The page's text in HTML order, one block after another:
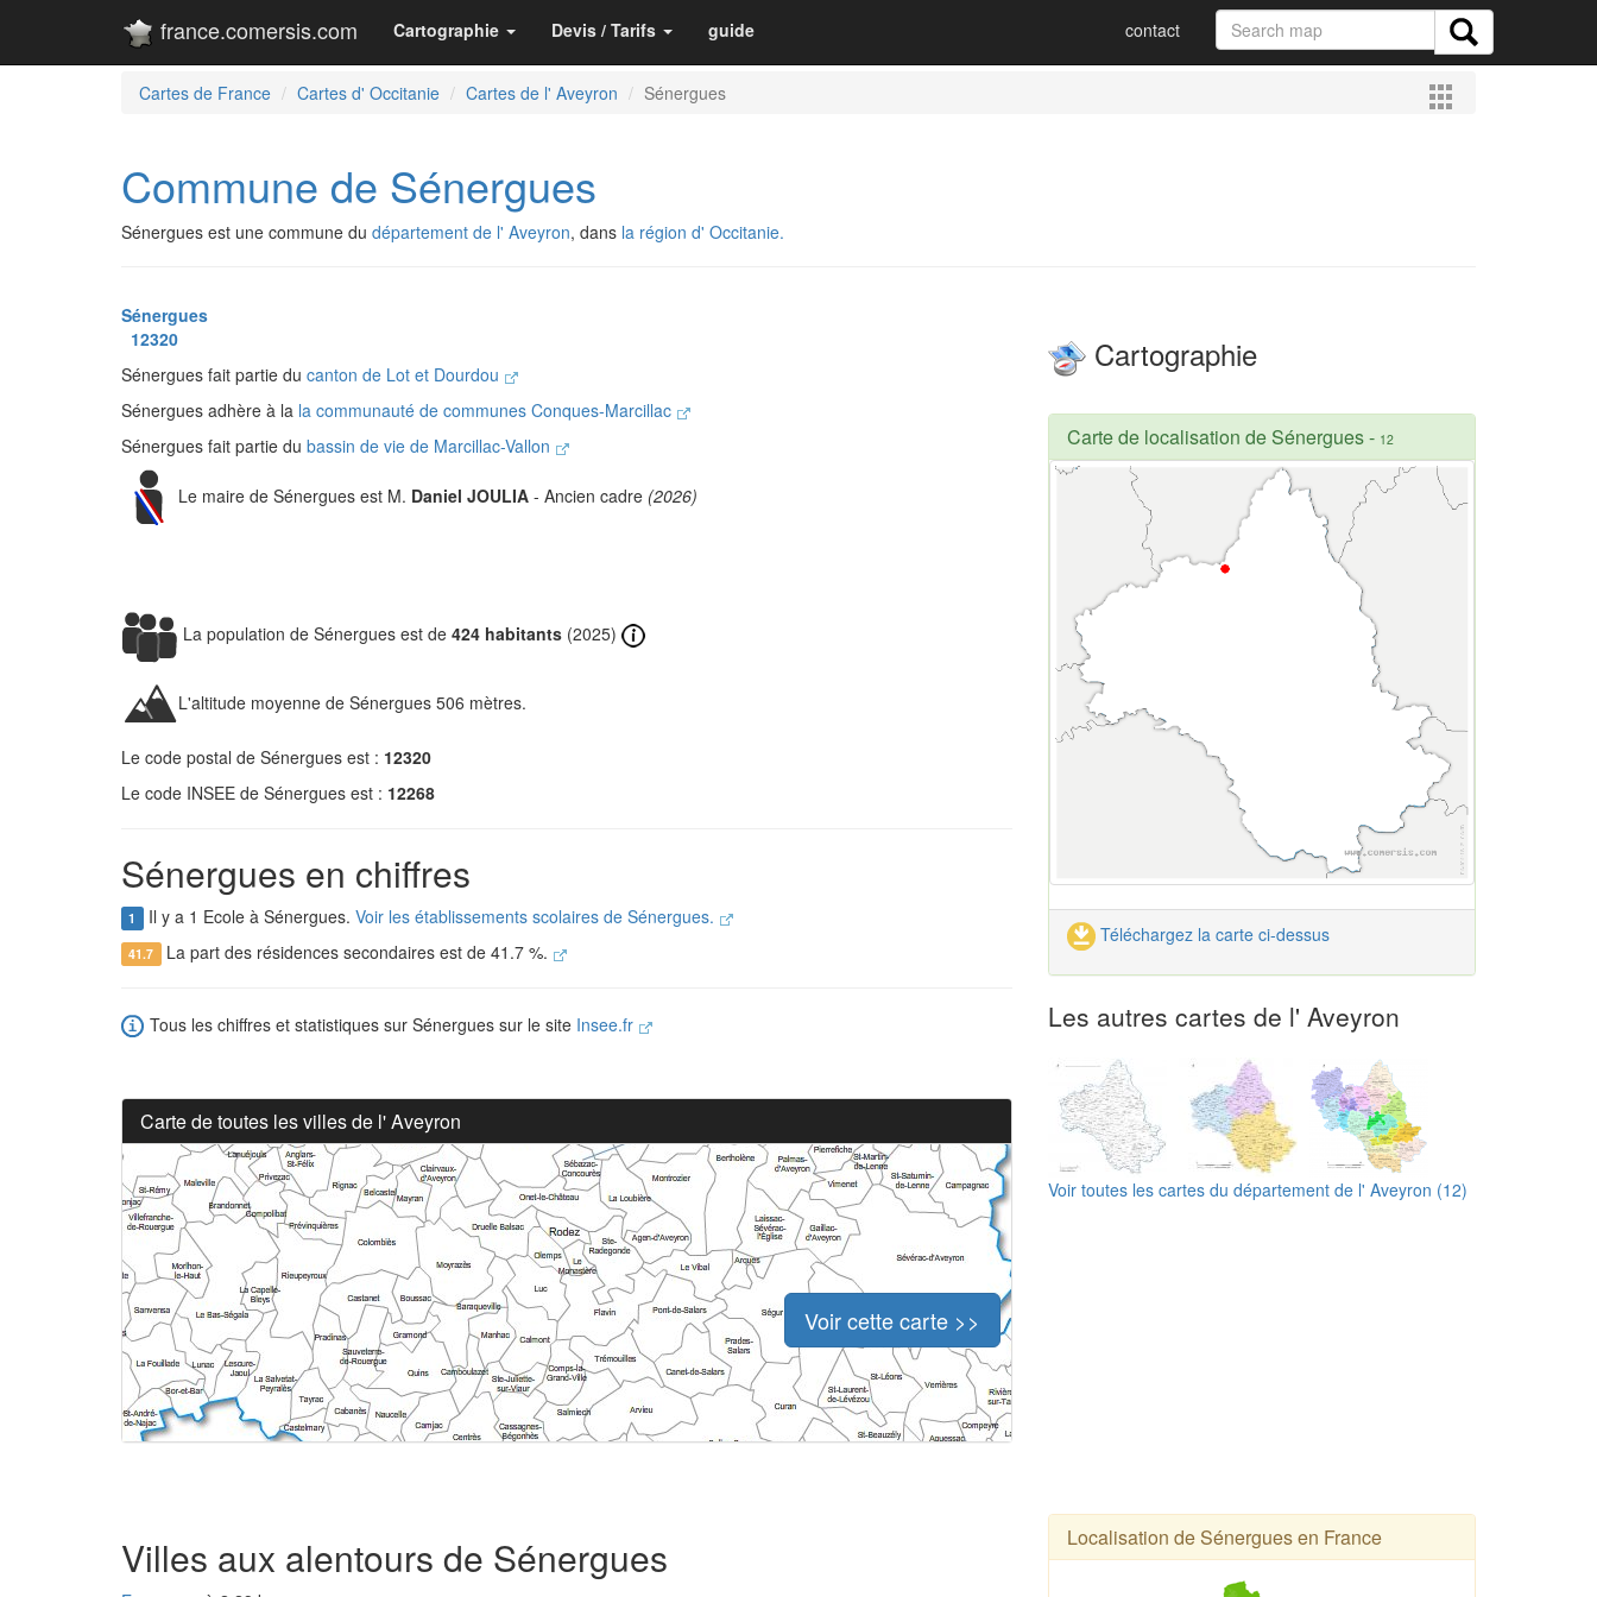
france.comersis.com Cartographie Devis / Tarifs guide contact
Cartes de France Cartes d' Occitanie Cartes de l' Aveyron Sénergues
Commune de Sénergues
Sénergues est une commune du département de l' Aveyron, dans la région d' Occitanie.
Sénergues
12320
Sénergues fait partie du canton de Lot et Dourdou
Sénergues adhère à la la communauté de communes Conques-Marcillac
Sénergues fait partie du bassin de vie de Marcillac-Vallon
Le maire de Sénergues est M. Daniel JOULIA - Ancien cadre (2026)
La population de Sénergues est de 424 habitants (2025)
L'altitude moyenne de Sénergues 506 mètres.
Le code postal de Sénergues est : 12320
Le code INSEE de Sénergues est : 12268
Sénergues en chiffres
1 Il y a 1 Ecole à Sénergues. Voir les établissements scolaires de Sénergues.
41.7 La part des résidences secondaires est de 41.7 %.
Tous les chiffres et statistiques sur Sénergues sur le site Insee.fr
Carte de toutes les villes de l' Aveyron
Voir cette carte >>
Cartographie
Carte de localisation de Sénergues- 12
Téléchargez la carte ci-dessus
Les autres cartes de l' Aveyron
Voir toutes les cartes du département de l' Aveyron (12)
Villes aux alentours de Sénergues Localisation de Sénergues en France